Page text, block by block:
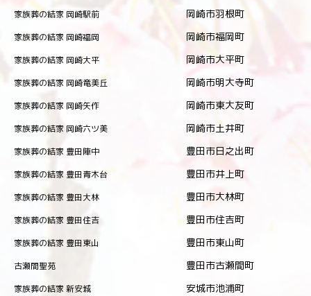
家族葬の結家 岡崎駅前 岡崎市羽根町
家族葬の結家 岡崎福岡 岡崎市福岡町
家族葬の結家 岡崎大平 岡崎市大平町
家族葬の結家 岡崎竜美丘 岡崎市明大寺町
家族葬の結家 岡崎矢作 岡崎市東大友町
家族葬の結家 岡崎六ツ美 岡崎市土井町
家族葬の結家 豊田陣中 豊田市日之出町
家族葬の結家 豊田青木台 豊田市井上町
家族葬の結家 豊田大林 豊田市大林町
家族葬の結家 豊田住吉 豊田市住吉町
家族葬の結家 豊田東山 豊田市東山町
古瀬間聖苑 豊田市古瀬間町
家族葬の結家 新安城 安城市池浦町